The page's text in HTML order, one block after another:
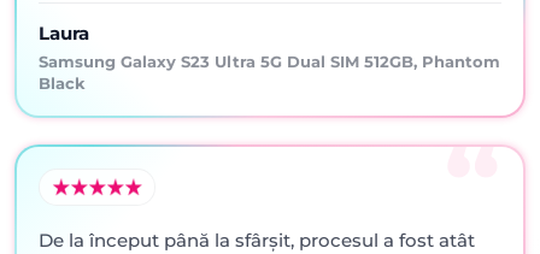
Laura
Samsung Galaxy S23 Ultra 5G Dual SIM 512GB, Phantom
Black
De la început până la sfârșit, procesul a fost atât